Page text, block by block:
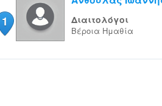
1 Διαιτολόγοι
Βέροια Ημαθία